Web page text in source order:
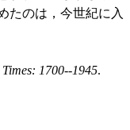
たのは，今世紀に入
1700--1945.